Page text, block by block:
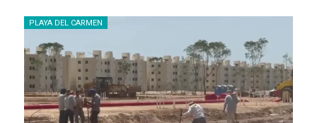
PLAYA DEL CARMEN